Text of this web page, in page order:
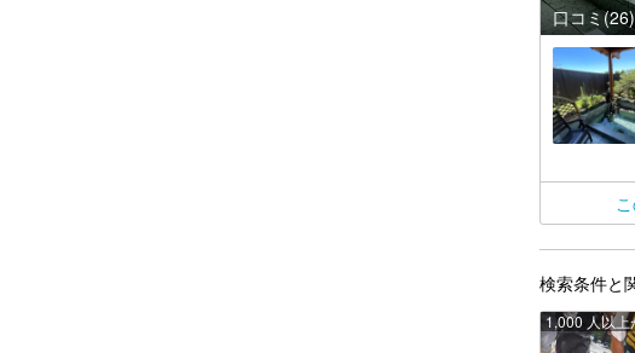
口コミ(26)
検索条件と
1,000 人以